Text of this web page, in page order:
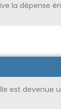
la dépense
est devenue